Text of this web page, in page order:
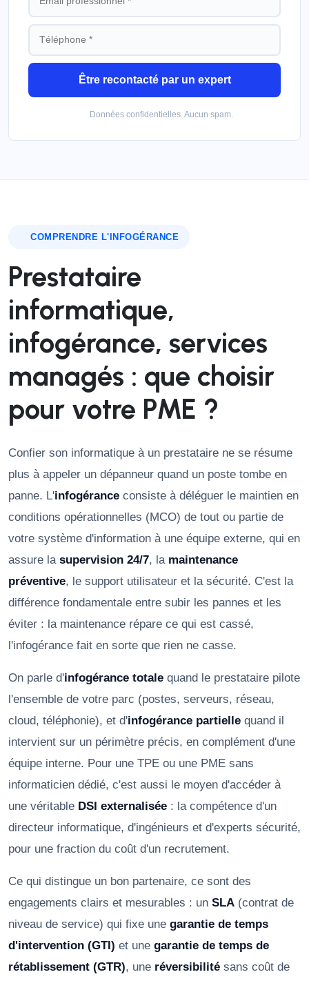
Être recontacté par un expert
Données confidentielles. Aucun spam.
COMPRENDRE L'INFOGÉRANCE
Prestataire
informatique,
infogérance, services
managés : que choisir
pour votre PME ?
Confier son informatique à un prestataire ne se résume
plus à appeler un dépanneur quand un poste tombe en
panne. L'infogérance consiste à déléguer le maintien en
conditions opérationnelles (MCO) de tout ou partie de
votre système d'information à une équipe externe, qui en
assure la supervision 24/7, la maintenance
préventive, le support utilisateur et la sécurité. C'est la
différence fondamentale entre subir les pannes et les
éviter : la maintenance répare ce qui est cassé,
l'infogérance fait en sorte que rien ne casse.
On parle d'infogérance totale quand le prestataire pilote
l'ensemble de votre parc (postes, serveurs, réseau,
cloud, téléphonie), et d'infogérance partielle quand il
intervient sur un périmètre précis, en complément d'une
équipe interne. Pour une TPE ou une PME sans
informaticien dédié, c'est aussi le moyen d'accéder à
une véritable DSI externalisée : la compétence d'un
directeur informatique, d'ingénieurs et d'experts sécurité,
pour une fraction du coût d'un recrutement.
Ce qui distingue un bon partenaire, ce sont des
engagements clairs et mesurables : un SLA (contrat de
niveau de service) qui fixe une garantie de temps
d'intervention (GTI) et une garantie de temps de
rétablissement (GTR), une réversibilité sans coût de